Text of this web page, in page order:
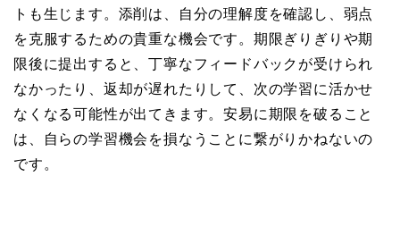
トも生じます。添削は、自分の理解度を確認し、弱点
を克服するための貴重な機会です。期限ぎりぎりや期
限後に提出すると、丁寧なフィードバックが受けられ
なかったり、返却が遅れたりして、次の学習に活かせ
なくなる可能性が出てきます。安易に期限を破ること
は、自らの学習機会を損なうことに繋がりかねないの
です。